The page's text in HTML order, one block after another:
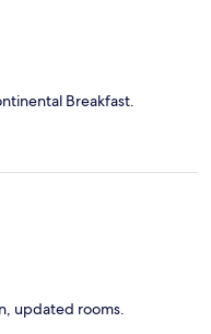
Breakfast.
updated rooms.